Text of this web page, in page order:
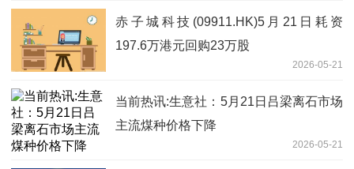
赤子城科技(09911.HK)5月21日耗资
197.6万港元回购23万股
2026-05-21
当前热讯:生意社：5月21日吕梁离石市场
主流煤种价格下降
2026-05-21